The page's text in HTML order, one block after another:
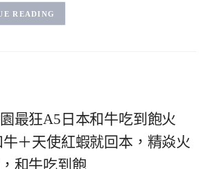
READING
最狂A5日本和牛吃到飽火
＋天使紅蝦就回本，精焱火
和牛吃到飽